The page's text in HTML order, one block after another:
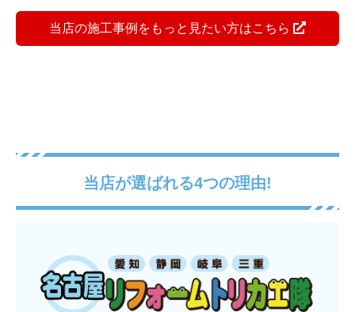
当店の施工事例をもっと見たい方はこちら
当店が選ばれる4つの理由!